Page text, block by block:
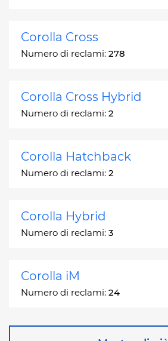
Corolla Cross
Numero di reclami: 278
Corolla Cross Hybrid
Numero di reclami: 2
Corolla Hatchback
Numero di reclami: 2
Corolla Hybrid
Numero di reclami: 3
Corolla iM
Numero di reclami: 24